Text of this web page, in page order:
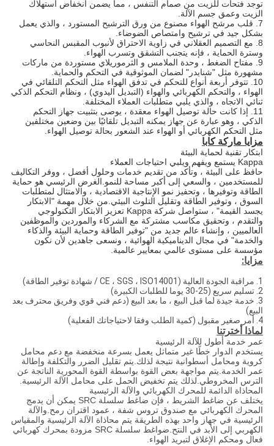
توجد فتحات للزيت من صمام التنفس ، مما يضمن انخفاض استهلاك
الزيت وعمق جسم الآلة.
7. قلب مرشح الهواء مصنوع من ورق الترشيح المستورد ، والذي يعمل
بشكل جيد في ترشيح وامتصاص الضوضاء.
8. مع التصميم العقلاني في زاوية الاحتراق لأنبوب المقبس النحاسي
وسترة الحماية ، فإنه يتجنب التشقق وتسرب الهواء.
9. مفتاح الضغط ، وحدة الملامس و الثرموريلاي مستوردة من ماركات
مشهورة مثل "شنايدر" لضمان الموثوقية في التحكم والحماية.
10. تتوفر أربعة أنواع للتحكم في تدفق الهواء مثل التحكم التلقائي في
الهواء ، والتحكم الكهربائي والهواء (التبديل اليدوي) ، ونظام التحكم الذكي
ثنائي الاتجاه ، والذي يلبي متطلبات العملاء المختلفة.
11. إذا كانت حالة توصيل الهواء معقدة ، يوصى بتثبيت جهاز التحكم
الذكي ، وهو عبارة عن جهاز يمكنه التبديل تلقائيًا بين وضعين مختلفين
مثل التحكم الكهربائي أو الهواء عند الشعور بحالة توصيل الهواء.
مزايا ماركة كابا
ابتكار تقنية لحماية البيئة
Kappa يستمع ويفهم ويلبي احتياجات العملاء
حافظ على البيئة ، وتأكد من تقديم خدمات وحلول أفضل ، ووفر التكاليف
للمستخدمين ، والسعي إلى أكبر مساحة للنمو.الغرض الرئيسي هو حماية
الطاقة وتوفيرها ، وتحفيز نمو الإنتاجية الاقتصادية ، والامتثال لمتطلبات
السوق ، وتوفير الطاقة وتقليل التلوث البيئي.من خلال مهمة "الابتكار
يجسد القيمة" ، ستواصل شركة Kappa تعزيز الابتكار التكنولوجي
والتقدم ، وتحقيق مكاسب مشتركة مع الشركاء والموردين والموظفين
العالميين ، وإنشاء عالم جديد من "توفير الطاقة وحماية البيئة والذكاء
والخدمة" في مجال الديناميكية الهوائية ، ونسعى جاهدين لأن نكون
مؤسسة على مستوى عالمي بمعايير عالمية.
مزايا:
1. مراقبة الجودة العالية (CE ، SGS ، ISO14001 / شهادة توفير الطاقة)
2. تسليم سريع (25-30 يوما للطلبات الكبيرة)
3. خدمة جيدة لما قبل البيع ، ما بعد البيع (دعم فني قوي وفريق محترف بعد
البيع)
4. أمر صغير مقبول (كمية الطلب وفقا لاحتياجاتك الفعلية)
لماذا أخترتنا
عمر خدمة أطول للآلة الرئيسية
يستخدم الدوار خطًا غير متماثل يعمل بسرعة منخفضة مع دعم محامل
كروية ومحامل أسطوانية نتيجة لذلك.يتم تقليل الضرر والتكلفة وإطالة
عمر الخدمة.يتم مواجهة بعض القوة بواسطة القوة المحورية الناتجة عن
الترس المخروطي.لذلك يتم تخفيض الحمل على محامل الآلة الرئيسية.
المحاذاة الدائمة للمحرك الكهربائي والآلة الرئيسية
يختلف عن ضاغط الشريط ، فإن ضاغط سلسلة SRC يمكن أن يدمج
المحرك الكهربائي مع صندوق تروس شفة ، عمود اقتران رمح.والآلة
الرئيسية في جهاز واحد بهذه الطريقة يتم محاذاة الآلة الرئيسية والمقياس
الكهربي إلى الأبد في النتح.ضواغط سلسلة SRC مزودة بمحرك كهربائي
فعال ومحكم الإغلاق لتبريد الهواء.